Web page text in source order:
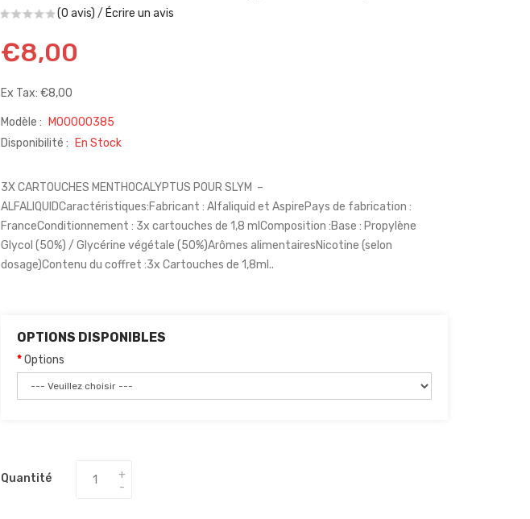
(0 avis) / Écrire un avis
€8,00
Ex Tax: €8,00
Modèle :
M00000385
Disponibilité :
En Stock
3X CARTOUCHES MENTHOCALYPTUS POUR SLYM –
ALFALIQUIDCaractéristiques:Fabricant : Alfaliquid et AspirePays de fabrication :
FranceConditionnement : 3x cartouches de 1,8 mlComposition :Base : Propylène
Glycol (50%) / Glycérine végétale (50%)Arômes alimentairesNicotine (selon
dosage)Contenu du coffret :3x Cartouches de 1,8ml..
OPTIONS DISPONIBLES
Options
Quantité